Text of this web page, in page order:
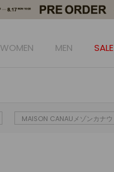
WOMEN MEN SALE
MAISON CANAUメゾンカナウ